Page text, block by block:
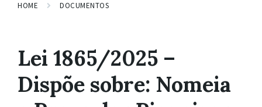
HOME DOCUMENTOS
Lei 1865/2025 –
Dispõe sobre: Nomeia